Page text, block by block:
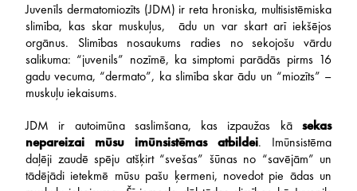
Juvenīls dermatomiozīts (JDM) ir reta hroniska, multisistēmiska
slimība, kas skar muskuļus, ādu un var skart arī iekšējos
orgānus. Slimības nosaukums radies no sekojošu vārdu
salikuma: “juvenils” nozīmē, ka simptomi parādās pirms 16
gadu vecuma, “dermato”, ka slimība skar ādu un “miozīts” –
muskuļu iekaisums.
JDM ir autoimūna saslimšana, kas izpaužas kā sekas
nepareizai mūsu imūnsistēmas atbildei. Imūnsistēma
daļēji zaudē spēju atšķirt “svešas” šūnas no “savējām” un
tādējādi ietekmē mūsu pašu ķermeni, novedot pie ādas un